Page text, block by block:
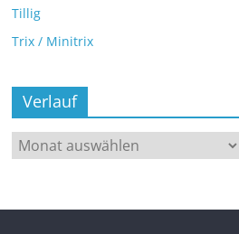
Tillig
Trix / Minitrix
Verlauf